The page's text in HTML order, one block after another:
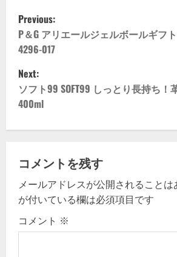
P
o
s
t
n
v
i
g
Previous:
P＆G アリエールジェルボールギフト
4296-017
Next:
ソフト99 SOFT99 しっとり長持ち！
400ml
コメントを残す
メールアドレスが公開されることは
が付いている欄は必須項目です
コメント ※